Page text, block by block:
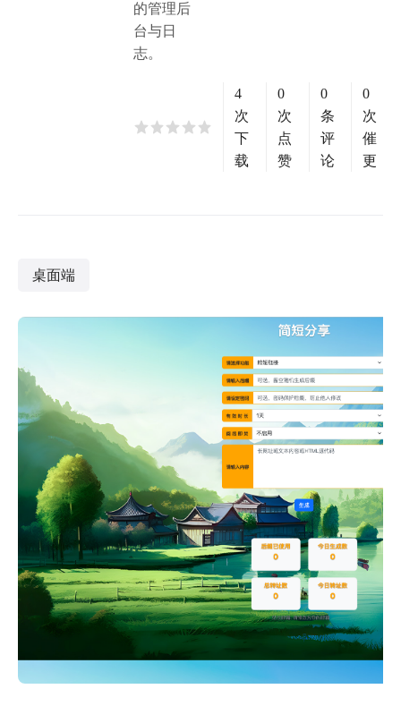
的管理后
台与日
志。
4
次
下
载
0
次
点
赞
0
条
评
论
0
次
催
更
桌面端